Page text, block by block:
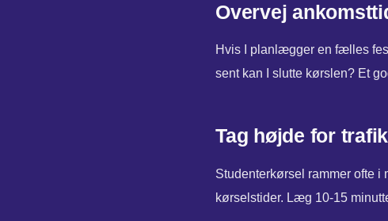
Overvej
Hvis I planlægger en fælles
sent kan I slutte kørslen? Et
Tag højde for
Studenterkørsel rammer ofte i
kørselstider. Læg 10-15